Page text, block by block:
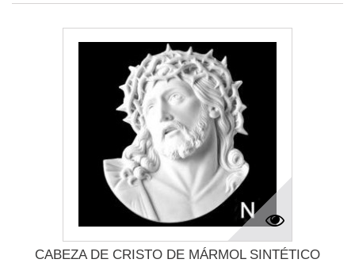
CABEZA DE CRISTO DE MÁRMOL SINTÉTICO